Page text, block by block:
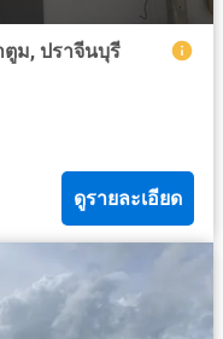
ตูม, ปราจีนบุรี
ดูรายละเอียด